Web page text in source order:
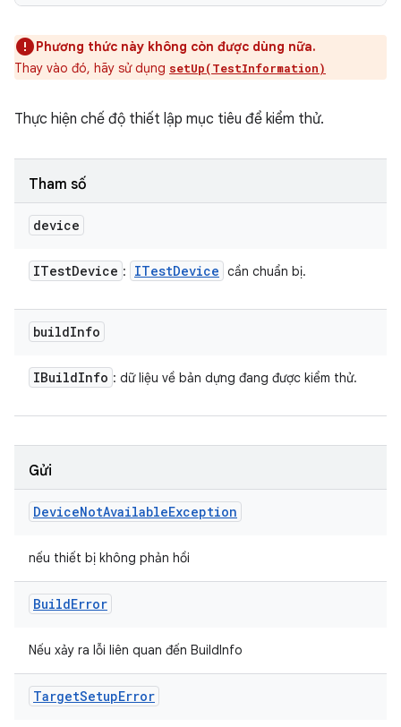
Phương thức này không còn được dùng nữa.
Thay vào đó, hãy sử dụng setUp(TestInformation)
Thực hiện chế độ thiết lập mục tiêu để kiểm thử.
Tham số
device
ITestDevice : ITestDevice cần chuẩn bị.
buildInfo
IBuildInfo : dữ liệu về bản dựng đang được kiểm thử.
Gửi
DeviceNotAvailableException
nếu thiết bị không phản hồi
BuildError
Nếu xảy ra lỗi liên quan đến BuildInfo
TargetSetupError